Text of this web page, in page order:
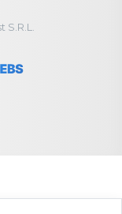
S.R.L.